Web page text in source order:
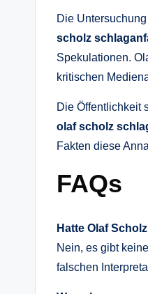
Die
scholz
Spekulationen.
kritischen
Die Öffentlichkeit
olaf scholz
Fakten diese
FAQs
Hatte Olaf
Nein, es gibt
falschen